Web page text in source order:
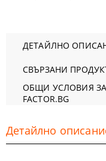
ДЕТАЙЛНО
СВЪРЗАНИ
ОБЩИ УСЛОВИЯ
FACTOR.BG
Детайлно